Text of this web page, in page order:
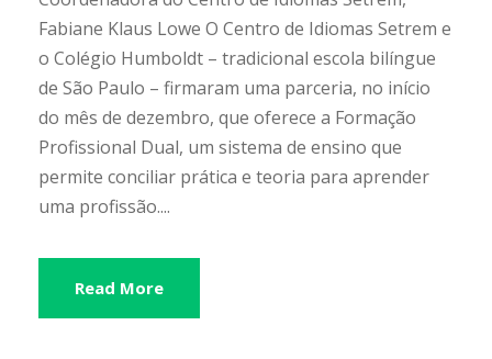
Fabiane Klaus Lowe O Centro de Idiomas Setrem e
o Colégio Humboldt – tradicional escola bilíngue
de São Paulo – firmaram uma parceria, no início
do mês de dezembro, que oferece a Formação
Profissional Dual, um sistema de ensino que
permite conciliar prática e teoria para aprender
uma profissão....
Read More